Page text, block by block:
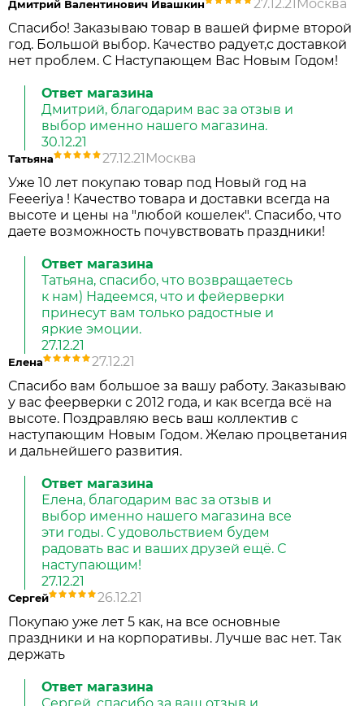
Дмитрий Валентинович Ивашкин 27.12.21 Москва
Спасибо! Заказываю товар в вашей фирме второй
год. Большой выбор. Качество радует,с доставкой
нет проблем. С Наступающем Вас Новым Годом!
Ответ магазина
Дмитрий, благодарим вас за отзыв и
выбор именно нашего магазина.
30.12.21
Татьяна 27.12.21 Москва
Уже 10 лет покупаю товар под Новый год на
Feeeriya ! Качество товара и доставки всегда на
высоте и цены на "любой кошелек". Спасибо, что
даете возможность почувствовать праздники!
Ответ магазина
Татьяна, спасибо, что возвращаетесь
к нам) Надеемся, что и фейерверки
принесут вам только радостные и
яркие эмоции.
27.12.21
Елена
27.12.21
Спасибо вам большое за вашу работу. Заказываю
у вас феерверки с 2012 года, и как всегда всё на
высоте. Поздравляю весь ваш коллектив с
наступающим Новым Годом. Желаю процветания
и дальнейшего развития.
Ответ магазина
Елена, благодарим вас за отзыв и
выбор именно нашего магазина все
эти годы. С удовольствием будем
радовать вас и ваших друзей ещё. С
наступающим!
27.12.21
Сергей
26.12.21
Покупаю уже лет 5 как, на все основные
праздники и на корпоративы. Лучше вас нет. Так
держать
Ответ магазина